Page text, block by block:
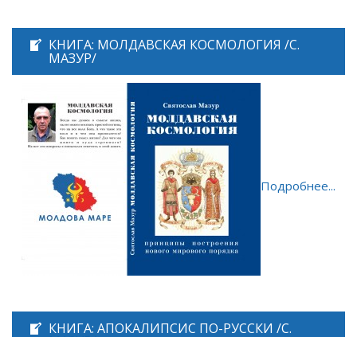
КНИГА: МОЛДАВСКАЯ КОСМОЛОГИЯ /С.
МАЗУР/
Подробнее...
КНИГА: АПОКАЛИПСИС ПО-РУССКИ /С.